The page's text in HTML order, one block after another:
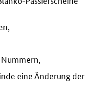
eine Änderung der